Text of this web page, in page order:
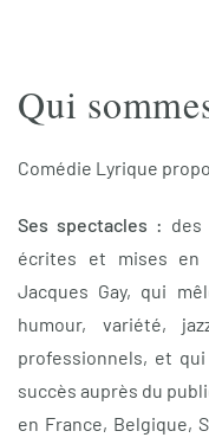
Qui
Comédie Lyrique
Ses spectacles : des
écrites et mises en
Jacques Gay, qui
humour, variété,
professionnels, et
succès auprès du
en France, Belgique,